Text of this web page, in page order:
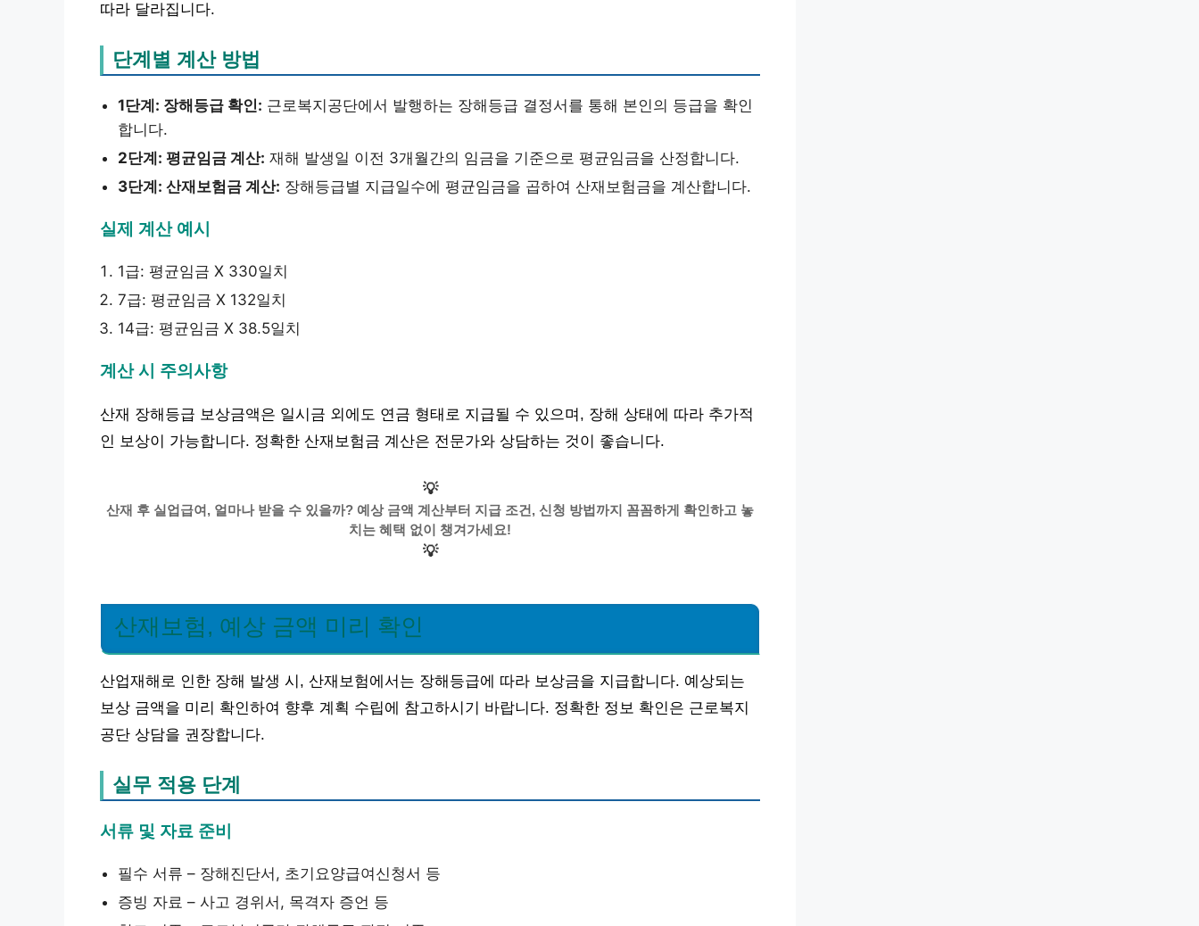
따라 달라집니다.
단계별 계산 방법
1단계: 장해등급 확인: 근로복지공단에서 발행하는 장해등급 결정서를 통해 본인의 등급을 확인
합니다.
2단계: 평균임금 계산: 재해 발생일 이전 3개월간의 임금을 기준으로 평균임금을 산정합니다.
3단계: 산재보험금 계산: 장해등급별 지급일수에 평균임금을 곱하여 산재보험금을 계산합니다.
실제 계산 예시
1급: 평균임금 X 330일치
7급: 평균임금 X 132일치
14급: 평균임금 X 38.5일치
계산 시 주의사항
산재 장해등급 보상금액은 일시금 외에도 연금 형태로 지급될 수 있으며, 장해 상태에 따라 추가적
인 보상이 가능합니다. 정확한 산재보험금 계산은 전문가와 상담하는 것이 좋습니다.
💡
산재 후 실업급여, 얼마나 받을 수 있을까? 예상 금액 계산부터 지급 조건, 신청 방법까지 꼼꼼하게 확인하고 놓
치는 혜택 없이 챙겨가세요!
💡
산재보험, 예상 금액 미리 확인
산업재해로 인한 장해 발생 시, 산재보험에서는 장해등급에 따라 보상금을 지급합니다. 예상되는
보상 금액을 미리 확인하여 향후 계획 수립에 참고하시기 바랍니다. 정확한 정보 확인은 근로복지
공단 상담을 권장합니다.
실무 적용 단계
서류 및 자료 준비
필수 서류 – 장해진단서, 초기요양급여신청서 등
증빙 자료 – 사고 경위서, 목격자 증언 등